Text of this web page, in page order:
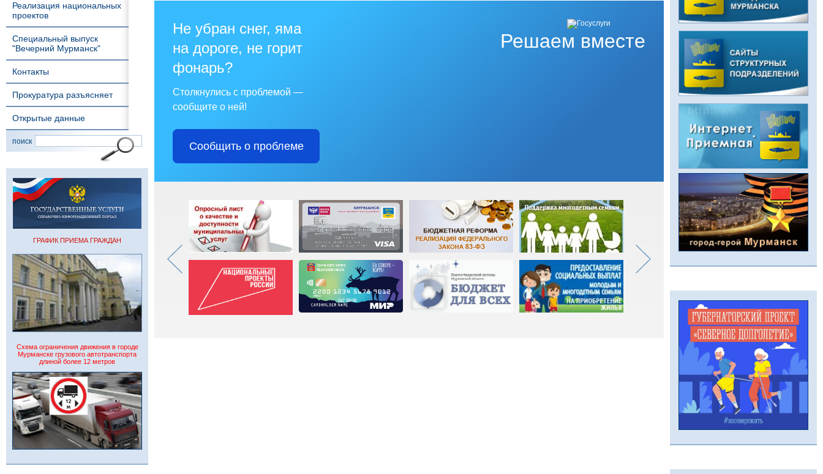
Реализация национальных
проектов
Специальный выпуск
"Вечерний Мурманск"
Контакты
Прокуратура разъясняет
Открытые данные
поиск
ГРАФИК ПРИЕМА ГРАЖДАН
Схема ограничения движения в городе
Мурманске грузового автотранспорта
длиной более 12 метров
Решаем вместе
Не убран снег, яма
на дороге, не горит
фонарь?
Столкнулись с проблемой —
сообщите о ней!
Сообщить о проблеме